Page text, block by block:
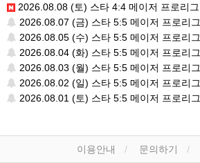
2026.08.08 (토) 스타 4:4 메이저 프로리그
2026.08.07 (금) 스타 5:5 메이저 프로리그
2026.08.05 (수) 스타 5:5 메이저 프로리그
2026.08.04 (화) 스타 5:5 메이저 프로리그
2026.08.03 (월) 스타 5:5 메이저 프로리그
2026.08.02 (일) 스타 5:5 메이저 프로리그
2026.08.01 (토) 스타 5:5 메이저 프로리그
이용안내 문의하기